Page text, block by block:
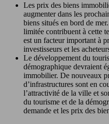
Les prix des biens
augmenter dans les
biens situés en bord de
limitée contribuent à cette
est un facteur important à
investisseurs et les
Le développement du
démographique devraient
immobilier. De nouveaux
d’infrastructures sont en
l’attractivité de la ville et
du tourisme et de la
demande et les prix des